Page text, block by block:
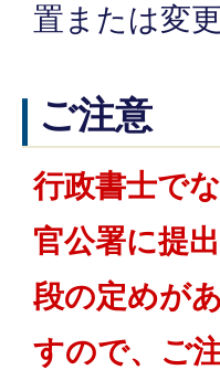
置または変
ご注意
行政書士で
官公署に提
段の定めが
すので、ご